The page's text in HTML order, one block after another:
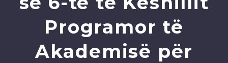
Programor të
Akademisë për